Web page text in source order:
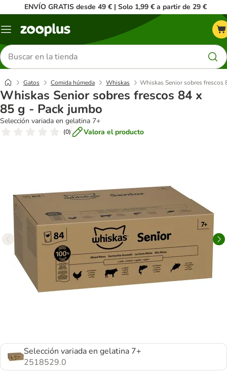
ENVÍO GRATIS desde 49 € | Solo 1,99 € a partir de 29 €
Menú
Buscar
productos
Gatos Comida húmeda Whiskas Whiskas Senior sobres frescos
Whiskas Senior sobres frescos 84 x
85 g - Pack jumbo
Selección variada en gelatina 7+
(0) Valora el producto
Selección variada en gelatina 7+
2518529.0